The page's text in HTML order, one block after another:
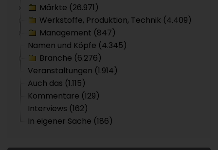
Märkte (26.971)
Werkstoffe, Produktion, Technik (4.409)
Management (847)
Namen und Köpfe (4.345)
Branche (6.276)
Veranstaltungen (1.914)
Auch das (1.115)
Kommentare (129)
Interviews (162)
In eigener Sache (186)